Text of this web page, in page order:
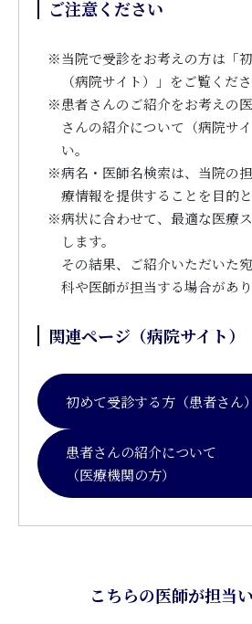
ご注意ください
※当院で受診をお考えの方は「
（病院サイト）」をご覧くださ
※患者さんのご紹介をお考えの
さんの紹介について（病院サ
い。
※病名・医師名検索は、当院の
療情報を提供することを目的と
※病状に合わせて、最適な医療
します。
その結果、ご紹介いただいた
科や医師が担当する場合があり
関連ページ（病院サイト）
初めて受診する方（患者さん）
患者さんの紹介について
（医療機関の方）
こちらの医師が担当